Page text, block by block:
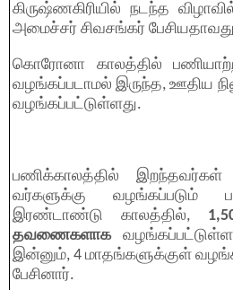
கிருஷ்ணகிரியில் நடந்த
அமைச்சர் சிவசங்கர்
கொரோனா காலத்தில்
வழங்கப்படாமல் இருந்த, ஊதிய
வழங்கப்பட்டுள்ளது.
பணிக்காலத்தில்
வர்களுக்கு வழங்கப்படும்
இரண்டாண்டு காலத்தில்,
தவணைகளாக
இன்னும், 4 மாதங்களுக்குள்
பேசினார்.